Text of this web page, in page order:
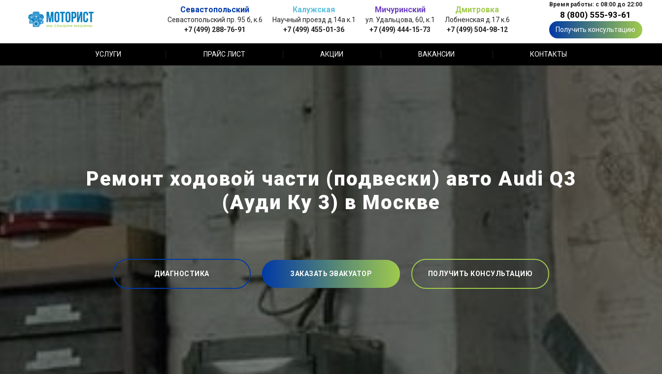
Севастопольский
Севастопольский пр. 95 б, к.6
+7 (499) 288-76-91
Калужская
Научный проезд д.14а к.1
+7 (499) 455-01-36
Мичуринский
ул. Удальцова, 60, к.1
+7 (499) 444-15-73
Дмитровка
Лобненская д.17 к.6
+7 (499) 504-98-12
Время работы: с 08:00 до 22:00
8 (800) 555-93-61
Получить консультацию
УСЛУГИ ПРАЙС ЛИСТ АКЦИИ ВАКАНСИИ КОНТАКТЫ
Ремонт ходовой части (подвески) авто Audi Q3
(Ауди Ку 3) в Москве
ДИАГНОСТИКА ЗАКАЗАТЬ ЭВАКУАТОР ПОЛУЧИТЬ КОНСУЛЬТАЦИЮ